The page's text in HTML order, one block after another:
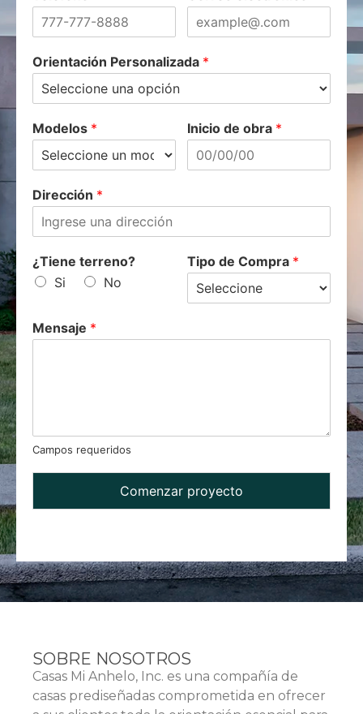
Orientación Personalizada *
Modelos * Inicio de obra *
Dirección *
¿Tiene terreno?
Si
No
Tipo de Compra *
Mensaje *
Campos requeridos
Comenzar proyecto
SOBRE NOSOTROS
Casas Mi Anhelo, Inc. es una compañía de
casas prediseñadas comprometida en ofrecer